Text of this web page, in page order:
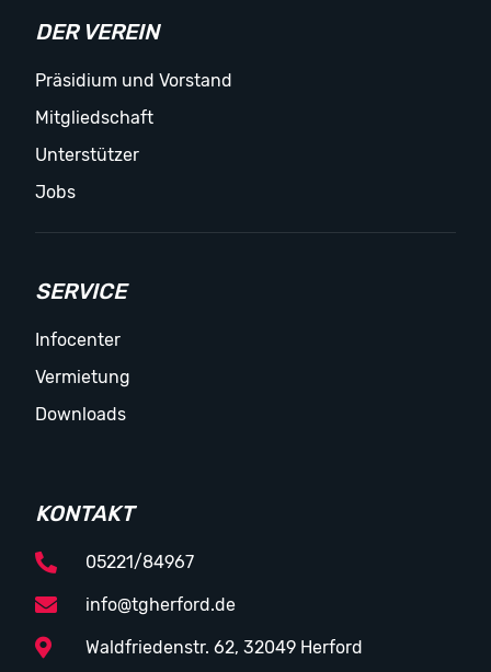
DER VEREIN
Präsidium und Vorstand
Mitgliedschaft
Unterstützer
Jobs
SERVICE
Infocenter
Vermietung
Downloads
KONTAKT
05221/84967
info@tgherford.de
Waldfriedenstr. 62, 32049 Herford